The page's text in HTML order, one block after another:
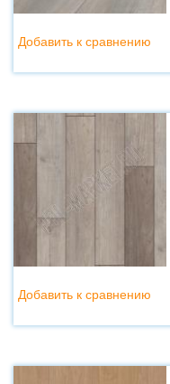
Добавить к сравнению
Добавить к сравнению